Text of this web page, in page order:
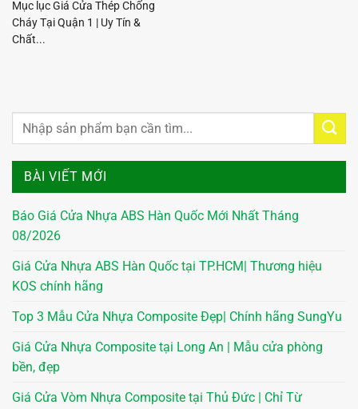
BÀI VIẾT MỚI
Báo Giá Cửa Nhựa ABS Hàn Quốc Mới Nhất Tháng
08/2026
Giá Cửa Nhựa ABS Hàn Quốc tại TP.HCM| Thương hiệu
KOS chính hãng
Top 3 Mẫu Cửa Nhựa Composite Đẹp| Chính hãng SungYu
Giá Cửa Nhựa Composite tại Long An | Mẫu cửa phòng
bền, đẹp
Giá Cửa Vòm Nhựa Composite tại Thủ Đức | Chỉ Từ
Mục lục Giá Cửa Thép Chống
Cháy Tại Quận 1 | Uy Tín &
Chất...